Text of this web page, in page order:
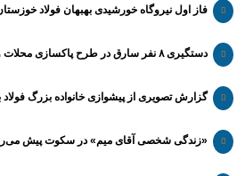
فاز اول نیروگاه خورشیدی بهبهان فولاد
دستگیری ۸ نفر سارق در طرح پاکسازی محلات و کشف ۱۷ فقره سرقت
گزارش تصویری از پیشوازی خانواده بزرگ
«زندگی شخصی آقای میم» در سکوت پیش